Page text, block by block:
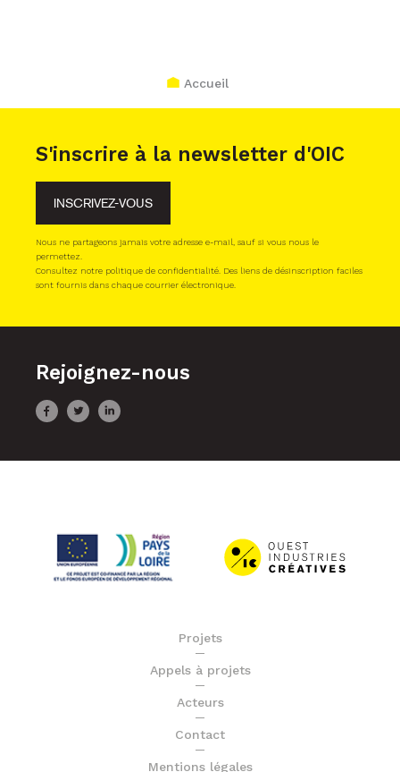
Accueil
S'inscrire à la newsletter d'OIC
INSCRIVEZ-VOUS
Nous ne partageons jamais votre adresse e-mail, sauf si vous nous le
permettez.
Consultez notre politique de confidentialité. Des liens de désinscription faciles
sont fournis dans chaque courrier électronique.
Rejoignez-nous
Projets
Appels à projets
Acteurs
Contact
Mentions légales